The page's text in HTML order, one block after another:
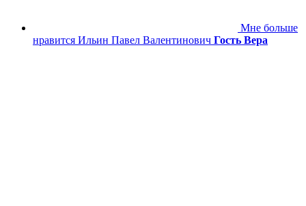
Мне больше
нравится Ильин Павел Валентинович Гость Вера